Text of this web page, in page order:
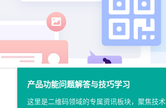
产品功能问题解答与技巧学习
这里是二维码领域的专属资讯板块，聚焦技术